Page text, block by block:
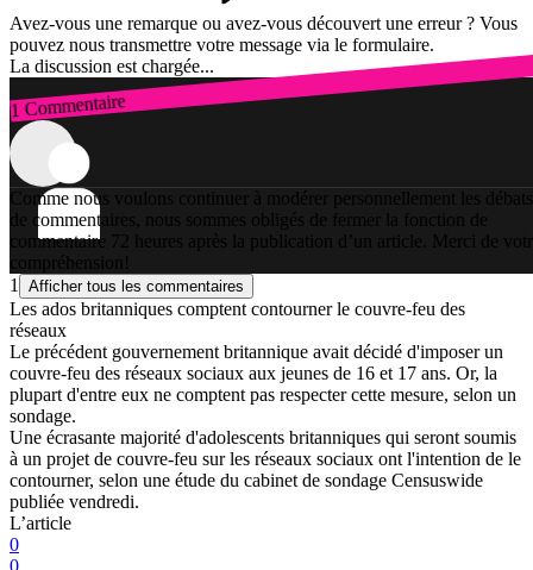
Avez-vous une remarque ou avez-vous découvert une erreur ? Vous
pouvez nous transmettre votre message via le formulaire.
La discussion est chargée...
1 Commentaire
Connexion
Comme nous voulons continuer à modérer personnellement les débats
de commentaires, nous sommes obligés de fermer la fonction de
commentaire 72 heures après la publication d’un article. Merci de
compréhension!
1
Afficher tous les commentaires
Les ados britanniques comptent contourner le couvre-feu des
réseaux
Le précédent gouvernement britannique avait décidé d'imposer un
couvre-feu des réseaux sociaux aux jeunes de 16 et 17 ans. Or, la
plupart d'entre eux ne comptent pas respecter cette mesure, selon un
sondage.
Une écrasante majorité d'adolescents britanniques qui seront soumis
à un projet de couvre-feu sur les réseaux sociaux ont l'intention de le
contourner, selon une étude du cabinet de sondage Censuswide
publiée vendredi.
L’article
0